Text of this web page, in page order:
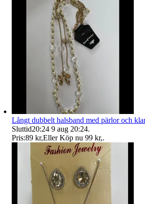
Långt dubbelt halsband med pärlor och
Sluttid20:24 9 aug 20:24.
Pris:89 kr,Eller Köp nu 99 kr,.